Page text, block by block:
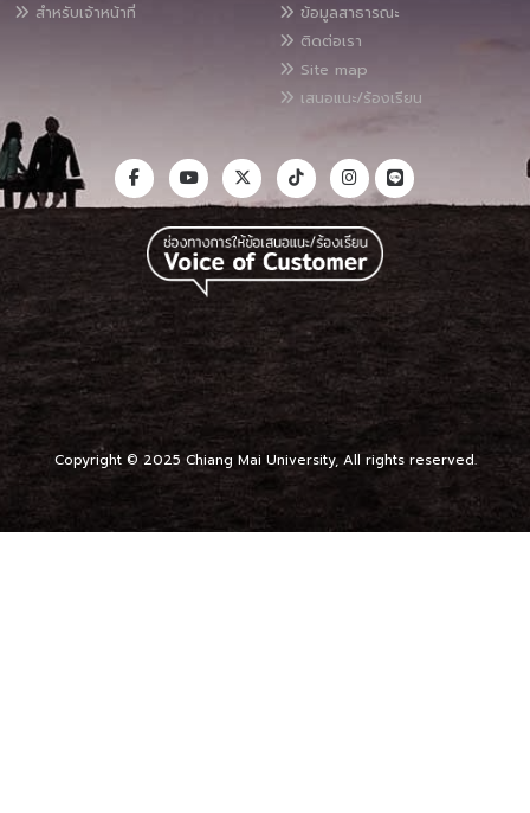
สำหรับเจ้าหน้าที่
ข้อมูลสาธารณะ
ติดต่อเรา
Site map
เสนอแนะ/ร้องเรียน
Copyright © 2025 Chiang Mai University, All rights reserved.